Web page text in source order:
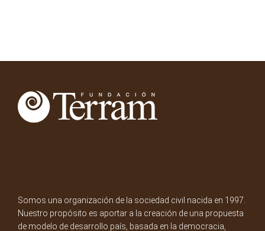
Somos una organización de la sociedad civil nacida en 1997.
Nuestro propósito es aportar a la creación de una propuesta
de modelo de desarrollo país, basada en la democracia,